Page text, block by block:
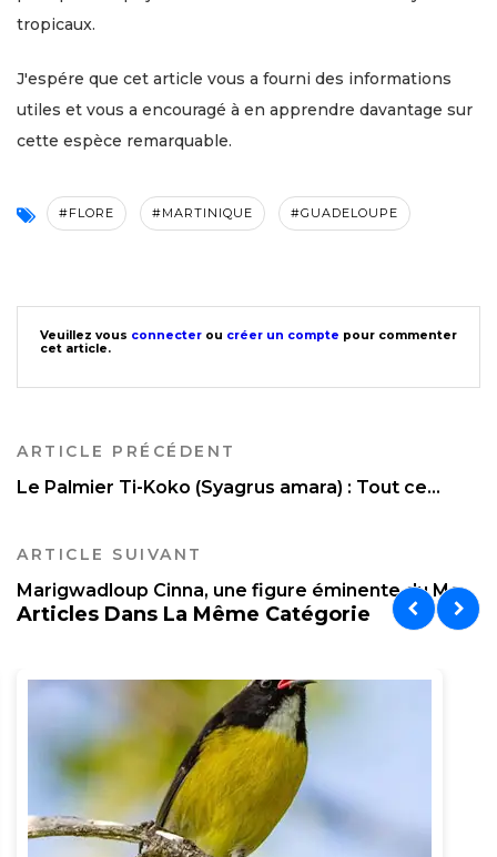
tropicaux.
J'espére que cet article vous a fourni des informations
utiles et vous a encouragé à en apprendre davantage sur
cette espèce remarquable.
#FLORE #MARTINIQUE #GUADELOUPE
Veuillez vous connecter ou créer un compte pour commenter
cet article.
ARTICLE PRÉCÉDENT
Le Palmier Ti-Koko (Syagrus amara) : Tout ce...
ARTICLE SUIVANT
Marigwadloup Cinna, une figure éminente du Mo...
Articles Dans La Même Catégorie